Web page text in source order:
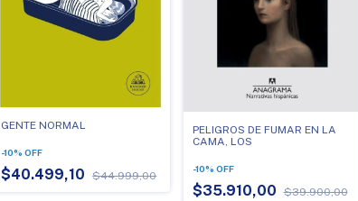
GENTE NORMAL
-10%OFF
$40.499,10 $44.999,00
PELIGROS DE FUMAR EN LA
CAMA, LOS
-10% OFF
$35.910,00 $39.900,00